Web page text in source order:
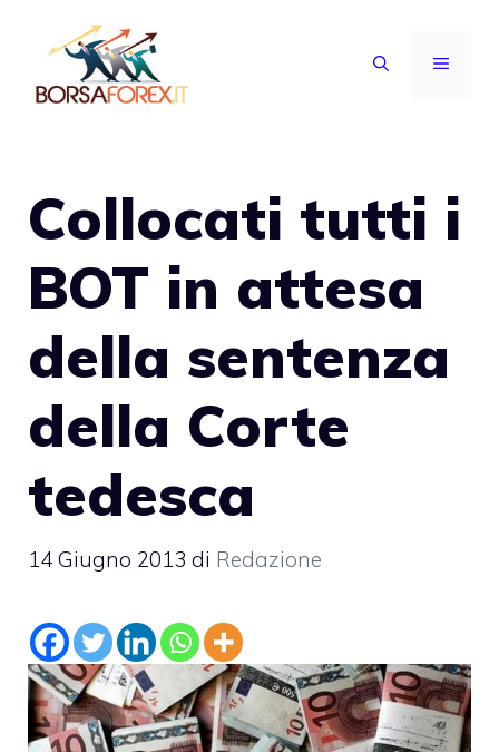
contenuto
MENU
Collocati tutti i
BOT in attesa
della sentenza
della Corte
tedesca
14 Giugno 2013 di Redazione